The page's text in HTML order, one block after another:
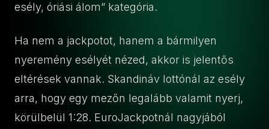
esély, óriási álom” kategória.
Ha nem a jackpotot, hanem a bármilyen
nyeremény esélyét nézed, akkor is jelentős
eltérések vannak. Skandináv lottónál az esély
arra, hogy egy mezőn legalább valamit nyerj,
körülbelül 1:28. EuroJackpotnál nagyjából